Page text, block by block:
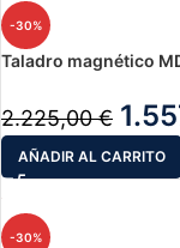
-30%
Taladro magnético
2.225,00€
AÑADIR AL CARRITO
-30%